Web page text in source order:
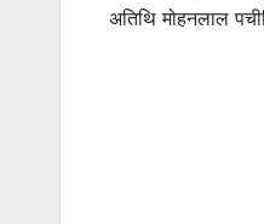
अतिथि मोहनलाल